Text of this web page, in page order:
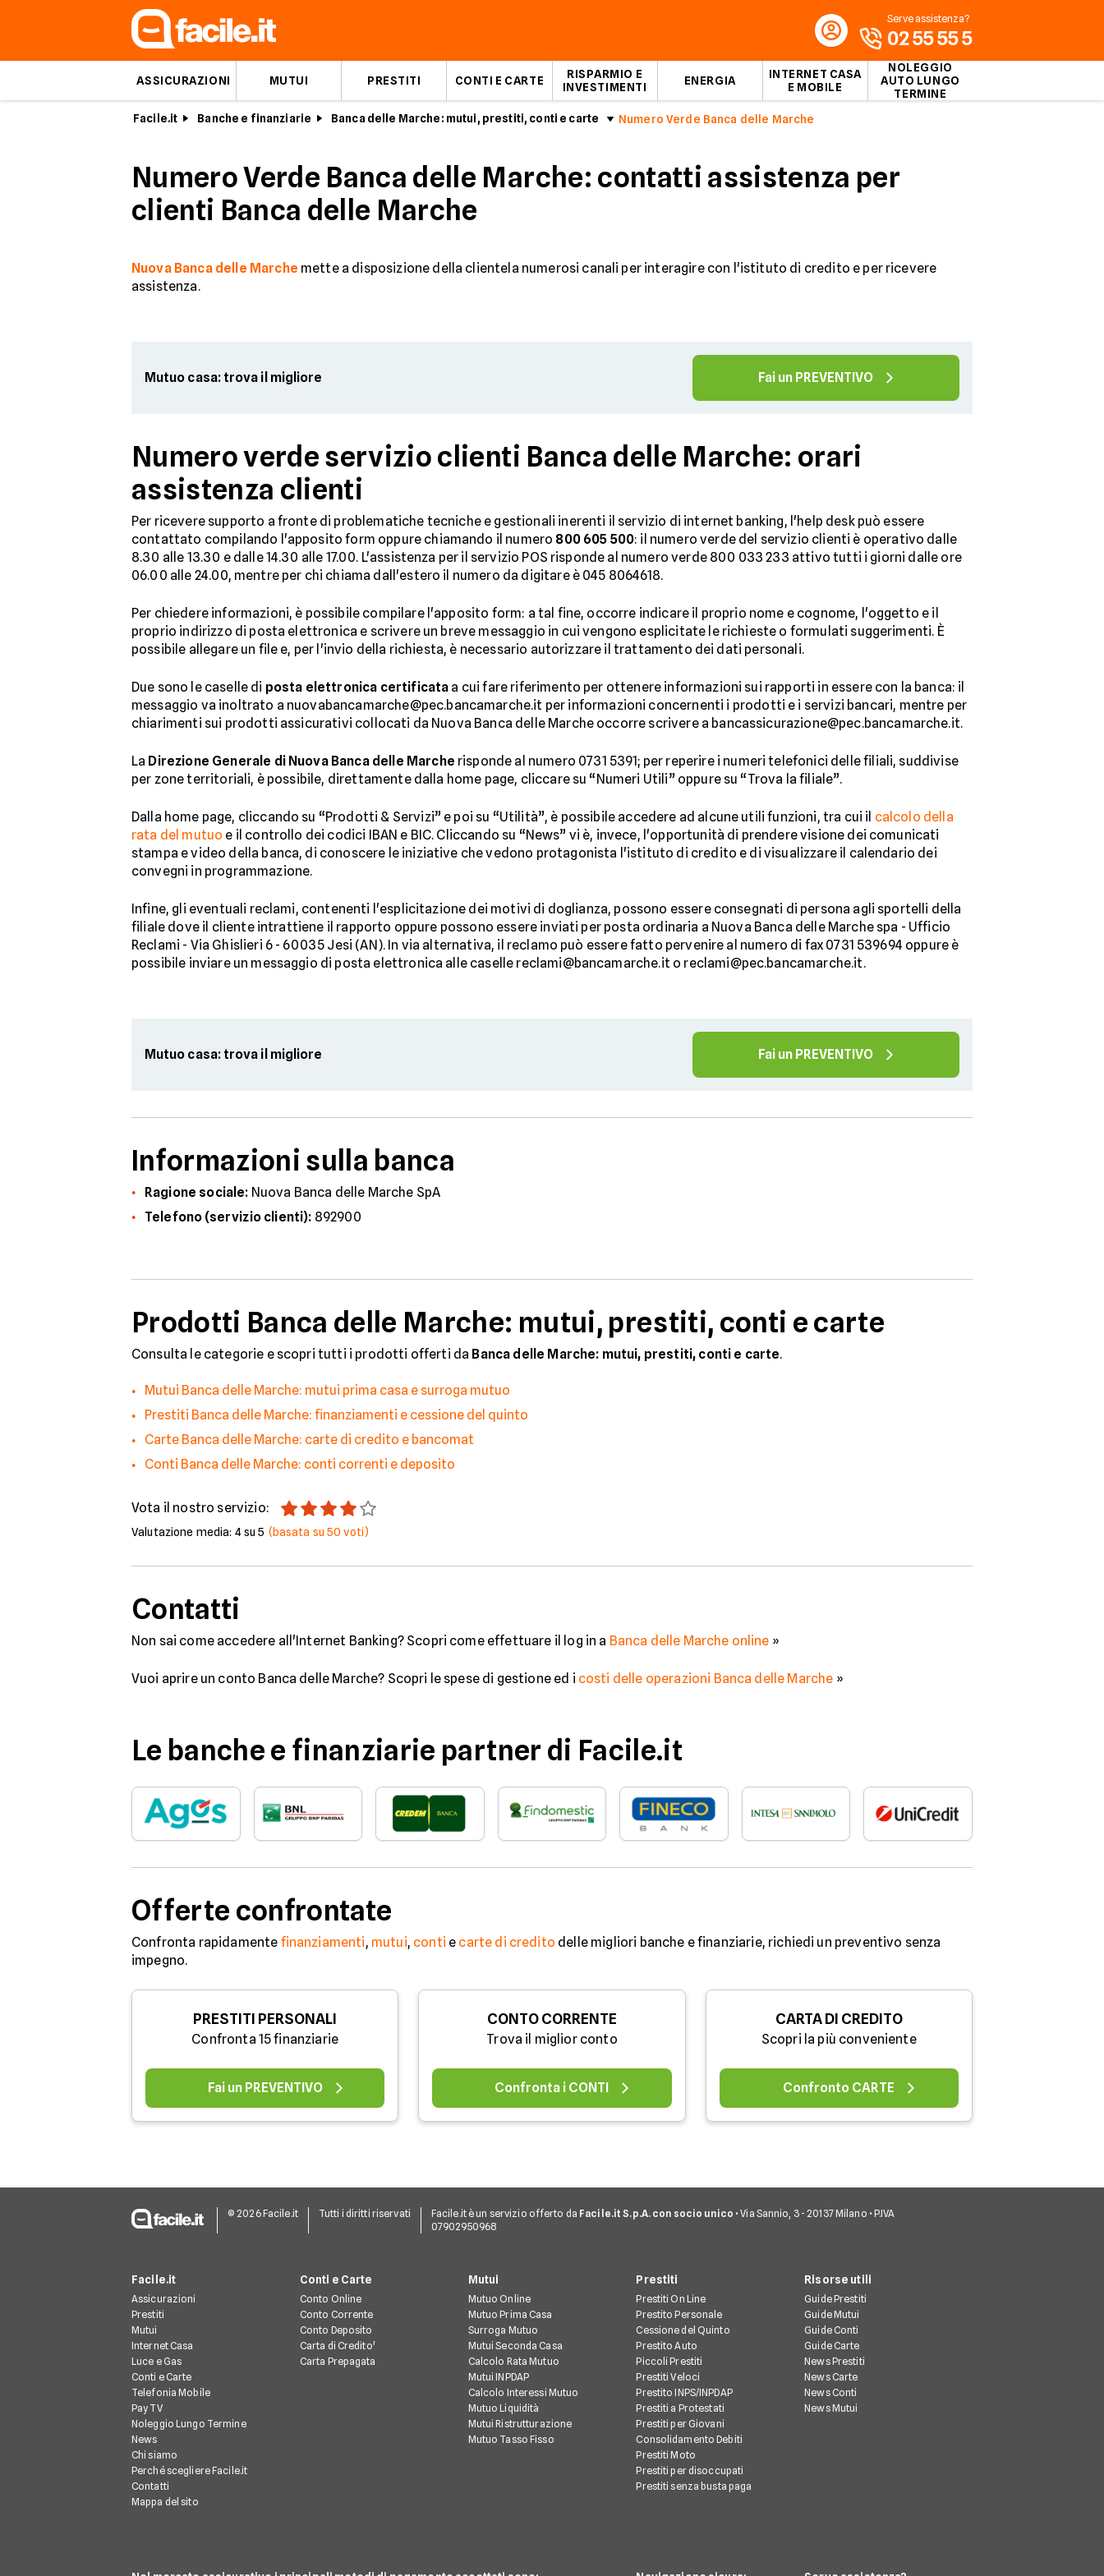
ASSICURAZIONI MUTUI PRESTITI CONTI E CARTE
RISPARMIO E
INVESTIMENTI
ENERGIA
INTERNET CASA
E MOBILE
NOLEGGIO
AUTO LUNGO
TERMINE
Serve assistenza?
02 55 55 5
Facile.it Banche e finanziarie Banca delle Marche: mutui, prestiti, conti e carte Numero Verde Banca delle Marche
Numero Verde Banca delle Marche: contatti assistenza per
clienti Banca delle Marche
Nuova Banca delle Marche mette a disposizione della clientela numerosi canali per interagire con l'istituto di credito e per ricevere
assistenza.
Mutuo casa: trova il migliore Fai un PREVENTIVO
Numero verde servizio clienti Banca delle Marche: orari
assistenza clienti
Per ricevere supporto a fronte di problematiche tecniche e gestionali inerenti il servizio di internet banking, l'help desk può essere
contattato compilando l'apposito form oppure chiamando il numero 800 605 500: il numero verde del servizio clienti è operativo dalle
8.30 alle 13.30 e dalle 14.30 alle 17.00. L'assistenza per il servizio POS risponde al numero verde 800 033 233 attivo tutti i giorni dalle ore
06.00 alle 24.00, mentre per chi chiama dall'estero il numero da digitare è 045 8064618.
Per chiedere informazioni, è possibile compilare l'apposito form: a tal fine, occorre indicare il proprio nome e cognome, l'oggetto e il
proprio indirizzo di posta elettronica e scrivere un breve messaggio in cui vengono esplicitate le richieste o formulati suggerimenti. È
possibile allegare un file e, per l'invio della richiesta, è necessario autorizzare il trattamento dei dati personali.
Due sono le caselle di posta elettronica certificata a cui fare riferimento per ottenere informazioni sui rapporti in essere con la banca: il
messaggio va inoltrato a nuovabancamarche@pec.bancamarche.it per informazioni concernenti i prodotti e i servizi bancari, mentre per
chiarimenti sui prodotti assicurativi collocati da Nuova Banca delle Marche occorre scrivere a bancassicurazione@pec.bancamarche.it.
La Direzione Generale di Nuova Banca delle Marche risponde al numero 0731 5391; per reperire i numeri telefonici delle filiali, suddivise
per zone territoriali, è possibile, direttamente dalla home page, cliccare su “Numeri Utili” oppure su “Trova la filiale”.
Dalla home page, cliccando su “Prodotti & Servizi” e poi su “Utilità”, è possibile accedere ad alcune utili funzioni, tra cui il calcolo della
rata del mutuo e il controllo dei codici IBAN e BIC. Cliccando su “News” vi è, invece, l'opportunità di prendere visione dei comunicati
stampa e video della banca, di conoscere le iniziative che vedono protagonista l'istituto di credito e di visualizzare il calendario dei
convegni in programmazione.
Infine, gli eventuali reclami, contenenti l'esplicitazione dei motivi di doglianza, possono essere consegnati di persona agli sportelli della
filiale dove il cliente intrattiene il rapporto oppure possono essere inviati per posta ordinaria a Nuova Banca delle Marche spa - Ufficio
Reclami - Via Ghislieri 6 - 60035 Jesi (AN). In via alternativa, il reclamo può essere fatto pervenire al numero di fax 0731 539694 oppure è
possibile inviare un messaggio di posta elettronica alle caselle reclami@bancamarche.it o reclami@pec.bancamarche.it.
Mutuo casa: trova il migliore Fai un PREVENTIVO
Informazioni sulla banca
Ragione sociale: Nuova Banca delle Marche SpA
Telefono (servizio clienti): 892900
Prodotti Banca delle Marche: mutui, prestiti, conti e carte
Consulta le categorie e scopri tutti i prodotti offerti da Banca delle Marche: mutui, prestiti, conti e carte.
Mutui Banca delle Marche: mutui prima casa e surroga mutuo
Prestiti Banca delle Marche: finanziamenti e cessione del quinto
Carte Banca delle Marche: carte di credito e bancomat
Conti Banca delle Marche: conti correnti e deposito
Vota il nostro servizio:
Valutazione media: 4su 5 (basata su50 voti)
Contatti
Non sai come accedere all'Internet Banking? Scopri come effettuare il log in a Banca delle Marche online »
Vuoi aprire un conto Banca delle Marche? Scopri le spese di gestione ed i costi delle operazioni Banca delle Marche »
Le banche e finanziarie partner di Facile.it
Offerte confrontate
Confronta rapidamente finanziamenti, mutui, conti e carte di credito delle migliori banche e finanziarie, richiedi un preventivo senza
impegno.
PRESTITI PERSONALI
Confronta 15 finanziarie
Fai un PREVENTIVO
CONTO CORRENTE
Trova il miglior conto
Confronta i CONTI
CARTA DI CREDITO
Scopri la più conveniente
Confronto CARTE
© 2026 Facile.it Tutti i diritti riservati Facile.it è un servizio offerto da Facile.it S.p.A. con socio unico • Via Sannio, 3 - 20137 Milano • P.IVA
07902950968
Facile.it
Assicurazioni
Prestiti
Mutui
Internet Casa
Luce e Gas
Conti e Carte
Telefonia Mobile
Pay TV
Noleggio Lungo Termine
News
Chi siamo
Perché scegliere Facile.it
Contatti
Mappa del sito
Conti e Carte
Conto Online
Conto Corrente
Conto Deposito
Carta di Credito'
Carta Prepagata
Mutui
Mutuo Online
Mutuo Prima Casa
Surroga Mutuo
Mutui Seconda Casa
Calcolo Rata Mutuo
Mutui INPDAP
Calcolo Interessi Mutuo
Mutuo Liquidità
Mutui Ristrutturazione
Mutuo Tasso Fisso
Prestiti
Prestiti On Line
Prestito Personale
Cessione del Quinto
Prestito Auto
Piccoli Prestiti
Prestiti Veloci
Prestito INPS/INPDAP
Prestiti a Protestati
Prestiti per Giovani
Consolidamento Debiti
Prestiti Moto
Prestiti per disoccupati
Prestiti senza busta paga
Risorse utili
Guide Prestiti
Guide Mutui
Guide Conti
Guide Carte
News Prestiti
News Carte
News Conti
News Mutui